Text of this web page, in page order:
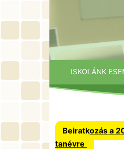
ISKOLÁNK
Beiratkozás a
tanévre